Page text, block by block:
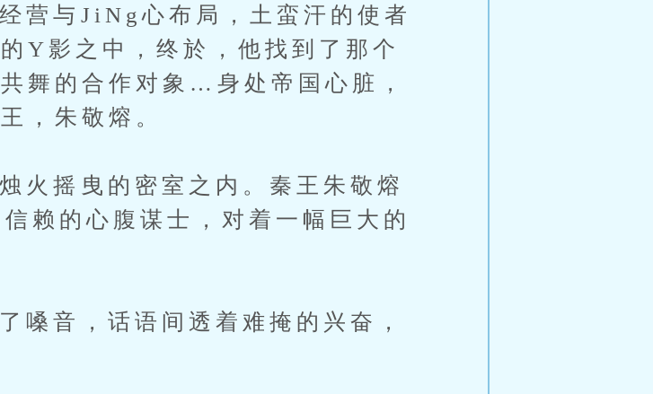
与JiNg心布局，土蛮汗的使者
Y影之中，终於，他找到了那个
舞的合作对象…身处帝国心脏，
，朱敬熔。
摇曳的密室之内。秦王朱敬熔
赖的心腹谋士，对着一幅巨大的
，话语间透着难掩的兴奋，